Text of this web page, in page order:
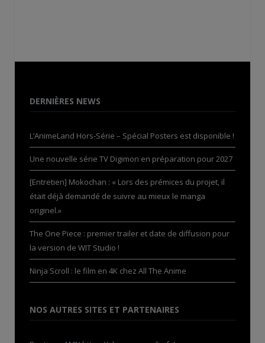
DERNIÈRES NEWS
L’AnimeLand Hors-Série – Spécial Posters est disponible !
Une nouvelle série TV Digimon en préparation pour 2027
[Entretien] Mokochan : « Lors des prémices du projet, il
était déjà demandé de suivre au mieux le manga
originel.»
The One Piece : premier trailer et date de diffusion pour
la version de WIT Studio !
Ninja Scroll : le film en 4K chez All The Anime
NOS AUTRES SITES ET PARTENAIRES